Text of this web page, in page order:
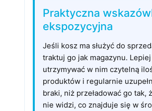
Praktyczna
ekspozycyjna
Jeśli kosz ma służyć do
traktuj go jak magazynu. Lepiej
utrzymywać w nim czytelną
produktów i regularnie
braki, niż przeładować go tak,
nie widzi, co znajduje się w